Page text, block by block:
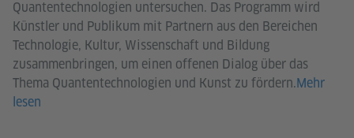
Quantentechnologien untersuchen. Das Programm wird
Künstler und Publikum mit Partnern aus den Bereichen
Technologie, Kultur, Wissenschaft und Bildung
zusammenbringen, um einen offenen Dialog über das
Thema Quantentechnologien und Kunst zu fördern.Mehr
lesen